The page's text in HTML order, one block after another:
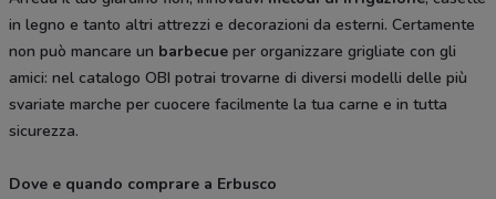
in legno e tanto altri attrezzi e decorazioni da esterni. Certamente
non può mancare un barbecue per organizzare grigliate con gli
amici: nel catalogo OBI potrai trovarne di diversi modelli delle più
svariate marche per cuocere facilmente la tua carne e in tutta
sicurezza.
Dove e quando comprare a Erbusco